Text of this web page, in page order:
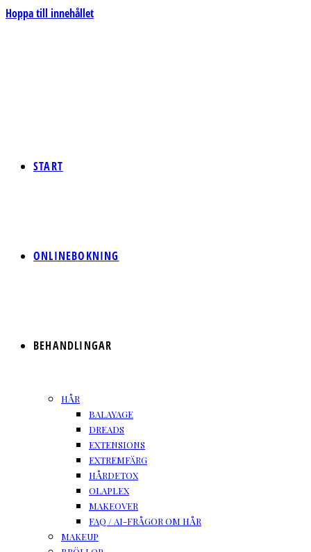
Hoppa till innehållet
START
ONLINEBOKNING
BEHANDLINGAR
HÅR
BALAYAGE
DREADS
EXTENSIONS
EXTREMFÄRG
HÅRDETOX
OLAPLEX
MAKEOVER
FAQ / AI-FRÅGOR OM HÅR
MAKEUP